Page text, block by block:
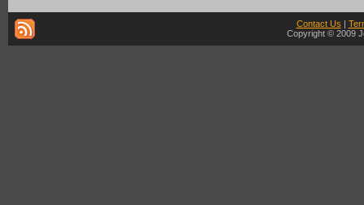
Contact Us |
Copyright © 2009